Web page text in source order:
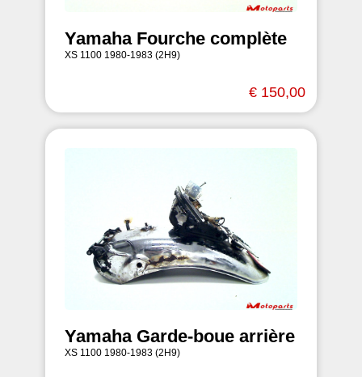
Yamaha Fourche complète
XS 1100 1980-1983 (2H9)
€ 150,00
Yamaha Garde-boue arrière
XS 1100 1980-1983 (2H9)